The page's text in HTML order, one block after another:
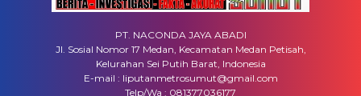
PT. NACONDA JAYA ABADI
Jl. Sosial Nomor 17 Medan, Kecamatan Medan Petisah,
Kelurahan Sei Putih Barat, Indonesia
E-mail : liputanmetrosumut@gmail.com
Telp/Wa : 081377036177